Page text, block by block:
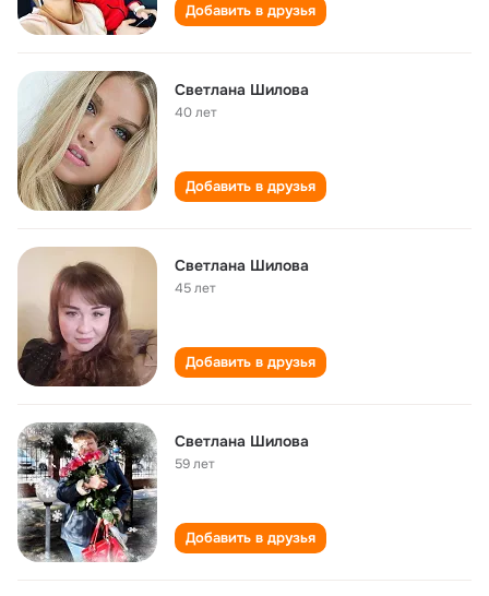
Добавить в друзья
Светлана Шилова
40 лет
Добавить в друзья
Светлана Шилова
45 лет
Добавить в друзья
Светлана Шилова
59 лет
Добавить в друзья